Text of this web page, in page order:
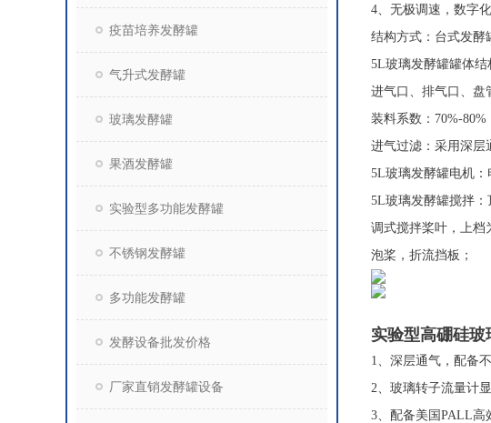
疫苗培养发酵罐
气升式发酵罐
玻璃发酵罐
果酒发酵罐
实验型多功能发酵罐
不锈钢发酵罐
多功能发酵罐
发酵设备批发价格
厂家直销发酵罐设备
4、无极调速，数字
结构方式：台式发酵
5L玻璃发酵罐罐体
进气口、排气口、盘
装料系数：70%-80%
进气过滤：采用深层
5L玻璃发酵罐电机：
5L玻璃发酵罐搅拌
调式搅拌桨叶，上档
泡桨，折流挡板；
实验型高硼硅
1、深层通气，配备
2、玻璃转子流量计
3、配备美国PALL高